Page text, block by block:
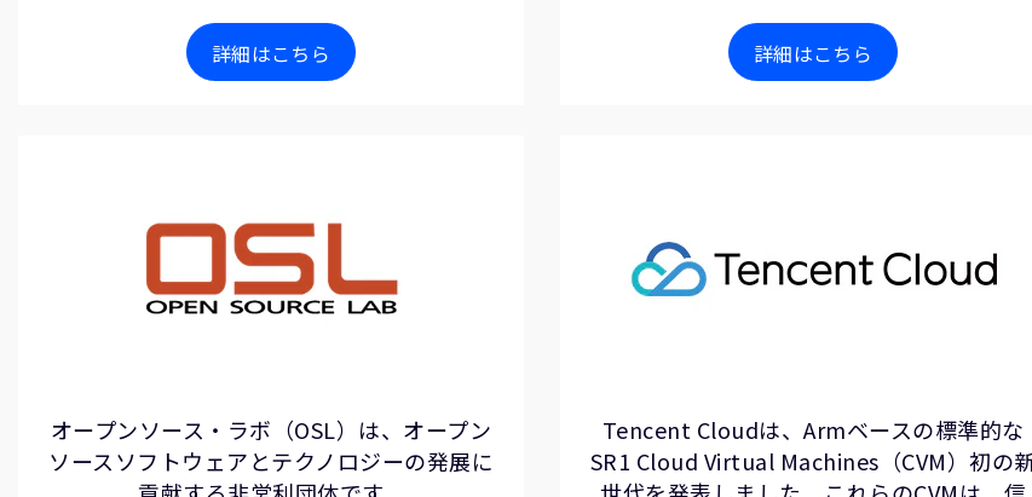
詳細はこちら 詳細はこちら
オープンソース・ラボ（OSL）は、オープン
ソースソフトウェアとテクノロジーの発展に
Tencent Cloudは、Armベースの標準的な
SR1 Cloud Virtual Machines（CVM）初の